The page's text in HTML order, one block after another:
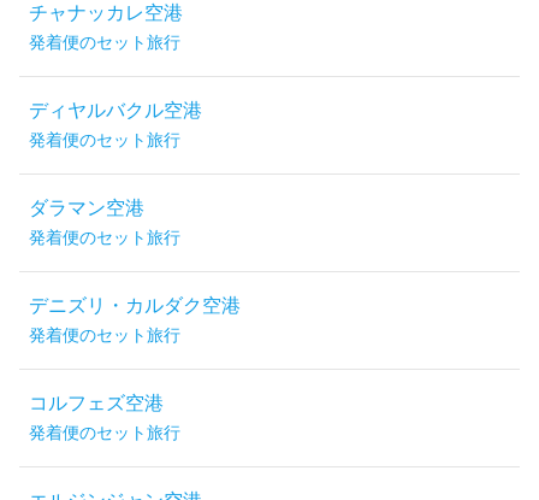
チャナッカレ空港
発着便のセット旅行
ディヤルバクル空港
発着便のセット旅行
ダラマン空港
発着便のセット旅行
デニズリ・カルダク空港
発着便のセット旅行
コルフェズ空港
発着便のセット旅行